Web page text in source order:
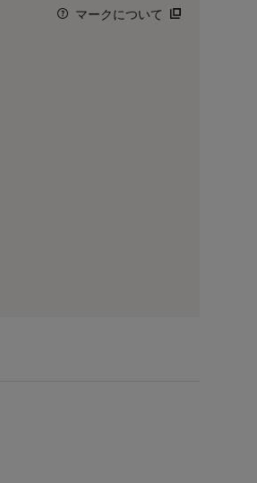
マークについて